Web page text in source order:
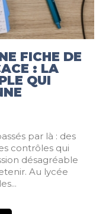
FICHE DE
: LA
QUI
par là : des
contrôles qui
désagréable
Au lycée